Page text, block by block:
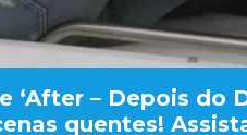
‘After – Depois do
quentes!